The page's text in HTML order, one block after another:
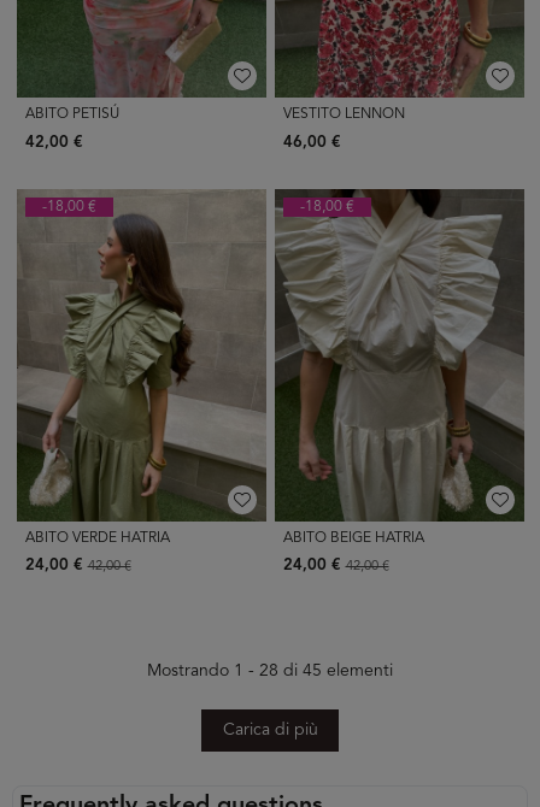
ABITO PETISÚ
42,00 €
VESTITO LENNON
46,00 €
-18,00 €
ABITO VERDE HATRIA
24,00 €42,00 €
-18,00 €
ABITO BEIGE HATRIA
24,00 €42,00 €
Mostrando 1 - 28 di 45 elementi
Carica di più